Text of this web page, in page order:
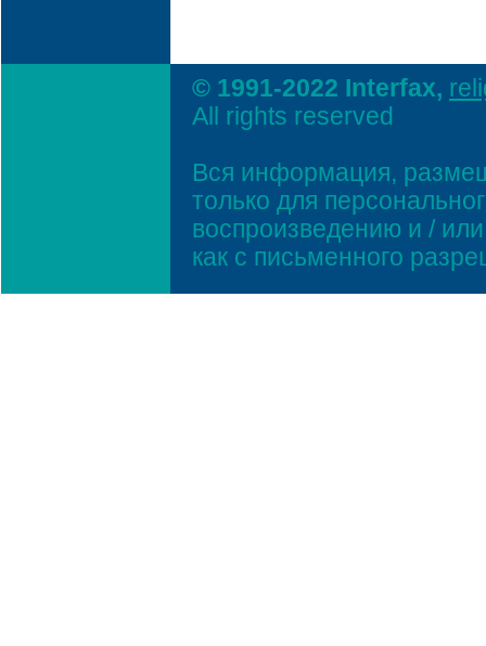
© 1991-2022 Interfax,
All rights reserved
Вся информация,
только для
воспроизведению и /
как с письменного